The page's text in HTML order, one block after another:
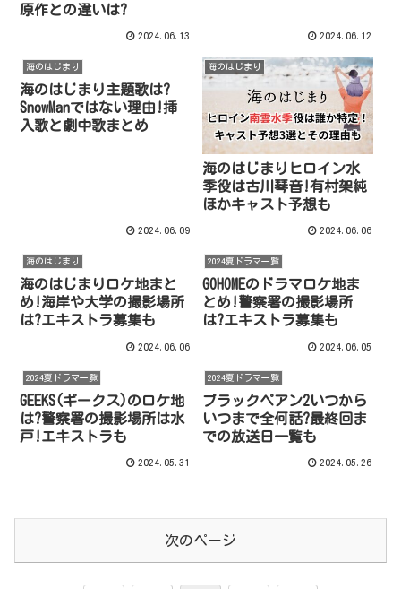
原作との違いは?
2024.06.13 2024.06.12
海のはじまり
海のはじまり主題歌は?
SnowManではない理由!挿
入歌と劇中歌まとめ
2024.06.09
海のはじまり
海のはじまりヒロイン水
季役は古川琴音!有村架純
ほかキャスト予想も
2024.06.06
海のはじまり
海のはじまりロケ地まと
め!海岸や大学の撮影場所
は?エキストラ募集も
2024.06.06
2024夏ドラマ一覧
GOHOMEのドラマロケ地ま
とめ!警察署の撮影場所
は?エキストラ募集も
2024.06.05
2024夏ドラマ一覧
GEEKS(ギークス)のロケ地
は?警察署の撮影場所は水
戸!エキストラも
2024.05.31
2024夏ドラマ一覧
ブラックペアン2いつから
いつまで全何話?最終回ま
での放送日一覧も
2024.05.26
次のページ